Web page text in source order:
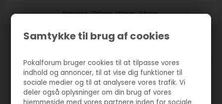
Samtykke til brug af cookies
Pokalforum bruger cookies til at tilpasse vores
indhold og annoncer, til at vise dig funktioner til
sociale medier og til at analysere vores trafik. Vi
deler også oplysninger om din brug af vores
hjemmeside med vores partnere inden for sociale
Størrelse:100mm 130mm 155mm